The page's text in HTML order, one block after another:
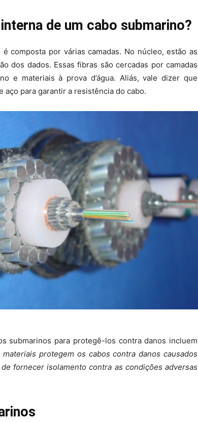
de um cabo submarino?
composta por várias camadas. No núcleo, estão as
dos dados. Essas fibras são cercadas por camadas
e materiais à prova d’água. Aliás, vale dizer que
aço para garantir a resistência do cabo.
submarinos para protegê-los contra danos incluem
materiais protegem os cabos contra danos causados
fornecer isolamento contra as condições adversas